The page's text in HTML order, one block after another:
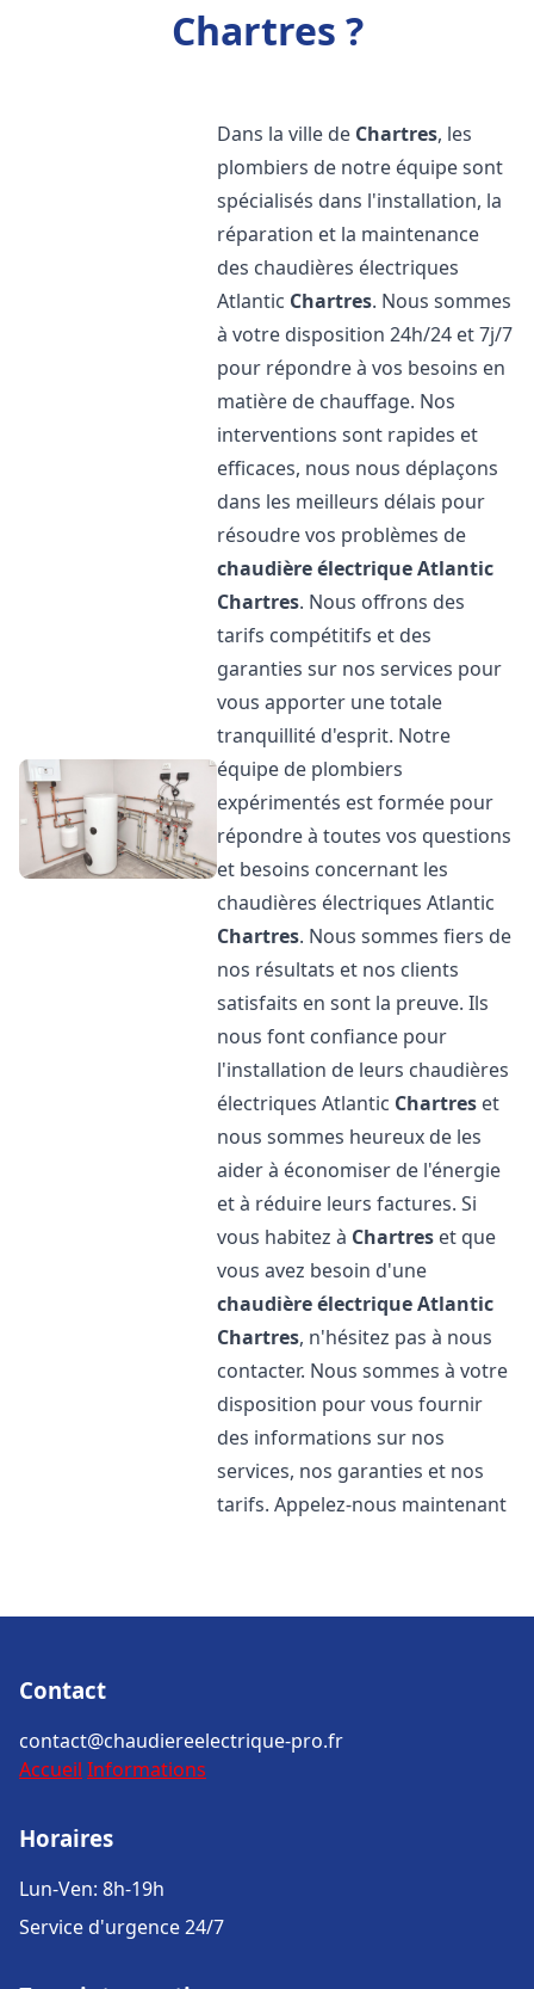
Chartres ?
Dans la ville de Chartres, les
plombiers de notre équipe sont
spécialisés dans l'installation, la
réparation et la maintenance
des chaudières électriques
Atlantic Chartres. Nous sommes
à votre disposition 24h/24 et 7j/7
pour répondre à vos besoins en
matière de chauffage. Nos
interventions sont rapides et
efficaces, nous nous déplaçons
dans les meilleurs délais pour
résoudre vos problèmes de
chaudière électrique Atlantic
Chartres. Nous offrons des
tarifs compétitifs et des
garanties sur nos services pour
vous apporter une totale
tranquillité d'esprit. Notre
équipe de plombiers
expérimentés est formée pour
répondre à toutes vos questions
et besoins concernant les
chaudières électriques Atlantic
Chartres. Nous sommes fiers de
nos résultats et nos clients
satisfaits en sont la preuve. Ils
nous font confiance pour
l'installation de leurs chaudières
électriques Atlantic Chartres et
nous sommes heureux de les
aider à économiser de l'énergie
et à réduire leurs factures. Si
vous habitez à Chartres et que
vous avez besoin d'une
chaudière électrique Atlantic
Chartres, n'hésitez pas à nous
contacter. Nous sommes à votre
disposition pour vous fournir
des informations sur nos
services, nos garanties et nos
tarifs. Appelez-nous maintenant
Contact
contact@chaudiereelectrique-pro.fr
Accueil Informations
Horaires
Lun-Ven: 8h-19h
Service d'urgence 24/7